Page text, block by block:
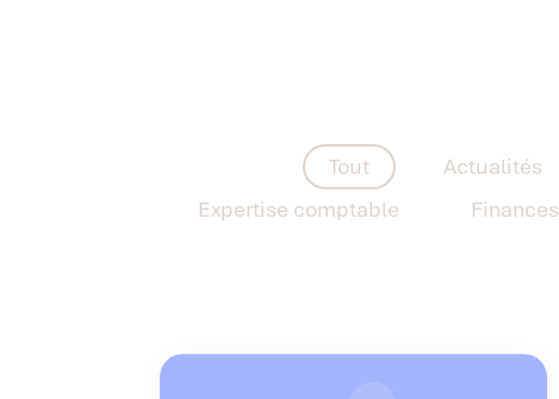
Tout Actualités
Expertise comptable
Finances